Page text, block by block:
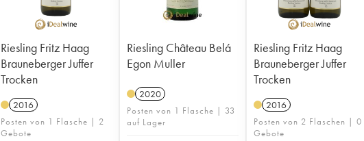
Riesling Fritz Haag
Brauneberger Juffer
Trocken
2016
Posten von 1 Flasche | 2
Gebote
Riesling Château Belá
Egon Muller
2020
Posten von 1 Flasche | 33
auf Lager
Riesling Fritz Haag
Brauneberger Juffer
Trocken
2016
Posten von 2 Flaschen | 0
Gebote